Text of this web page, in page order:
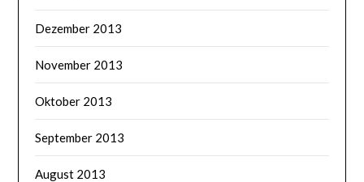
Dezember 2013
November 2013
Oktober 2013
September 2013
August 2013